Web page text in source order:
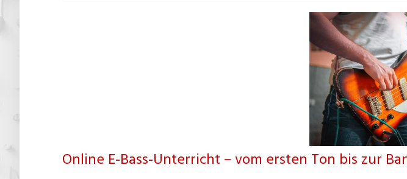
Online E-Bass-Unterricht – vom ersten Ton bis zur